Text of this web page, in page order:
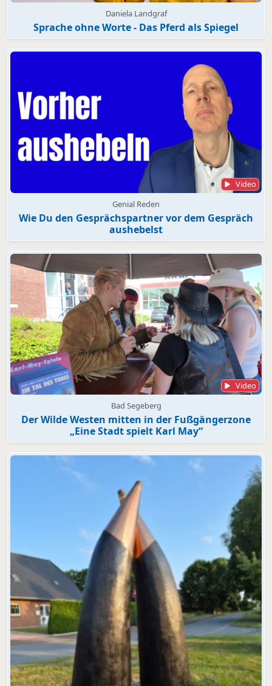
Daniela Landgraf
Sprache ohne Worte - Das Pferd als Spiegel
Video
Genial Reden
Wie Du den Gesprächspartner vor dem Gespräch
aushebelst
Video
Bad Segeberg
Der Wilde Westen mitten in der Fußgängerzone
„Eine Stadt spielt Karl May“